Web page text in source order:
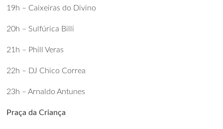
19h – Caixeiras do Divino
20h – Sulfúrica Billi
21h – Phill Veras
22h – DJ Chico Correa
23h – Arnaldo Antunes
Praça da Criança